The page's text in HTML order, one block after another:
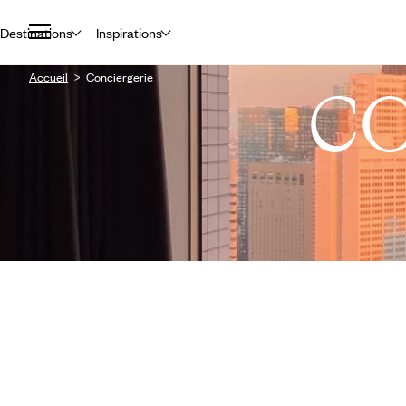
Destinations Inspirations
Accueil Conciergerie